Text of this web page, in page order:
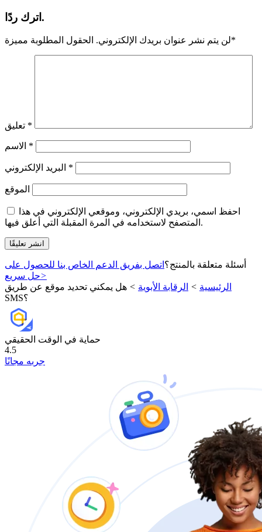
اترك ردًا.
لن يتم نشر عنوان بريدك الإلكتروني. الحقول المطلوبة مميزة *
*
*
*
الموقع
احفظ اسمي، بريدي الإلكتروني، وموقعي الإلكتروني في هذا
المتصفح لاستخدامه في المرة المقبلة التي أعلق فيها.
أسئلة متعلقة بالمنتج؟ اتصل بفريق الدعم الخاص بنا للحصول على
حل سريع>
الرئيسية > الرقابة الأبوية > هل يمكني تحديد موقع عن طريق
SMS؟
حماية في الوقت الحقيقي
4.5
جربه مجانًا